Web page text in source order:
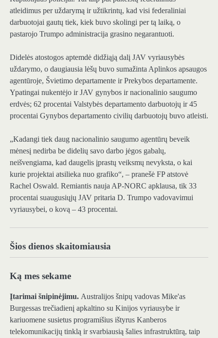
atleidimus per uždarymą ir užtikrintų, kad visi federaliniai
darbuotojai gautų tiek, kiek buvo skolingi per tą laiką, o
pastarojo Trumpo administracija grasino negarantuoti.
Didelės atostogos aptemdė didžiąją dalį JAV vyriausybės
uždarymo, o daugiausia lėšų buvo sumažinta Aplinkos apsaugos
agentūroje, Švietimo departamente ir Prekybos departamente.
Ypatingai nukentėjo ir JAV gynybos ir nacionalinio saugumo
erdvės; 62 procentai Valstybės departamento darbuotojų ir 45
procentai Gynybos departamento civilių darbuotojų buvo atleisti.
„Kadangi tiek daug nacionalinio saugumo agentūrų beveik
mėnesį nedirba be didelių savo darbo jėgos gabalų,
neišvengiama, kad daugelis įprastų veiksmų nevyksta, o kai
kurie projektai atsilieka nuo grafiko“, – pranešė FP atstovė
Rachel Oswald. Remiantis nauja AP-NORC apklausa, tik 33
procentai suaugusiųjų JAV pritaria D. Trumpo vadovavimui
vyriausybei, o kovą – 43 procentai.
Šios dienos skaitomiausia
Ką mes sekame
Įtarimai šnipinėjimu. Australijos šnipų vadovas Mike'as
Burgessas trečiadienį apkaltino su Kinijos vyriausybe ir
kariuomene susietus programišius ištyrus Kanberos
telekomunikacijų tinklą ir svarbiausią šalies infrastruktūrą, taip